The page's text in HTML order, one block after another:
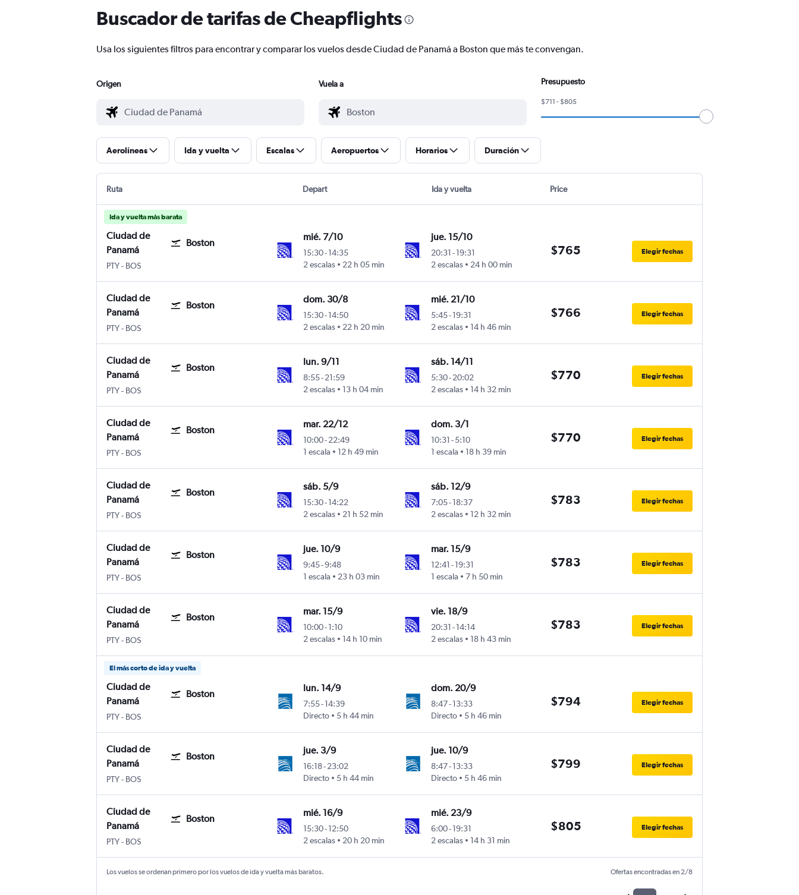
Buscador de tarifas de Cheapflights
Usa los siguientes filtros para encontrar y comparar los vuelos desde Ciudad de Panamá a Boston que más te convengan.
Origen Vuela a Presupuesto
$711 - $805
Aerolíneas Ida y vuelta Escalas Aeropuertos Horarios Duración
Ruta Depart Ida y vuelta Price
Ida y vuelta más barata
Ciudad de
Panamá
Boston
PTYCiudad de Panamá Panama City Tocumen Intl
- BOS
mié. 7/10
15:30-14:35
2 escalas
22 h 05 min
jue. 15/10
20:31 -19:31
2 escalas
24 h 00 min
$765 Elegir fechas
Ciudad de
Panamá
Boston
PTYCiudad de Panamá Panama City Tocumen Intl
- BOS
dom. 30/8
15:30-14:50
2 escalas
22 h 20 min
mié. 21/10
5:45-19:31
2 escalas
14 h 46 min
$766 Elegir fechas
Ciudad de
Panamá
Boston
PTYCiudad de Panamá Panama City Tocumen Intl
- BOS
lun. 9/11
8:55-21:59
2 escalas
13 h 04 min
sáb. 14/11
5:30-20:02
2 escalas
14 h 32 min
$770 Elegir fechas
Ciudad de
Panamá
Boston
PTYCiudad de Panamá Panama City Tocumen Intl
- BOS
mar. 22/12
10:00-22:49
1 escala
12 h 49 min
dom. 3/1
10:31 -5:10
1 escala
18 h 39 min
$770 Elegir fechas
Ciudad de
Panamá
Boston
PTYCiudad de Panamá Panama City Tocumen Intl
- BOS
sáb. 5/9
15:30-14:22
2 escalas
21 h 52 min
sáb. 12/9
7:05-18:37
2 escalas
12 h 32 min
$783 Elegir fechas
Ciudad de
Panamá
Boston
PTYCiudad de Panamá Panama City Tocumen Intl
- BOS
jue. 10/9
9:45-9:48
1 escala
23 h 03 min
mar. 15/9
12:41 -19:31
1 escala
7 h 50 min
$783 Elegir fechas
Ciudad de
Panamá
Boston
PTYCiudad de Panamá Panama City Tocumen Intl
- BOS
mar. 15/9
10:00-1:10
2 escalas
14 h 10 min
vie. 18/9
20:31 -14:14
2 escalas
18 h 43 min
$783 Elegir fechas
El más corto de ida y vuelta
Ciudad de
Panamá
Boston
PTYCiudad de Panamá Panama City Tocumen Intl
- BOS
lun. 14/9
7:55-14:39
Directo
5 h 44 min
dom. 20/9
8:47-13:33
Directo
5 h 46 min
$794 Elegir fechas
Ciudad de
Panamá
Boston
PTYCiudad de Panamá Panama City Tocumen Intl
- BOS
jue. 3/9
16:18-23:02
Directo
5 h 44 min
jue. 10/9
8:47-13:33
Directo
5 h 46 min
$799 Elegir fechas
Ciudad de
Panamá
Boston
PTYCiudad de Panamá Panama City Tocumen Intl
- BOS
mié. 16/9
15:30-12:50
2 escalas
20 h 20 min
mié. 23/9
6:00-19:31
2 escalas
14 h 31 min
$805 Elegir fechas
Los vuelos se ordenan primero por los vuelos de ida y vuelta más baratos. Ofertas encontradas en 2/8